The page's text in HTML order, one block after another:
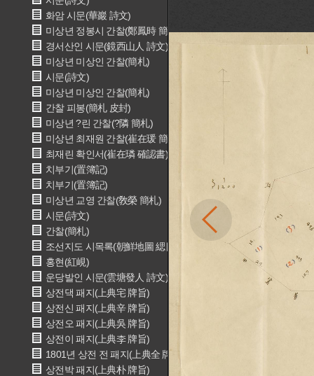
화암 시문(華巖 詩文)
미상년 정봉시 간찰(鄭鳳時 簡札)
경서산인 시문(鏡西山人 詩文)
미상년 미상인 간찰(簡札)
시문(詩文)
미상년 미상인 간찰(簡札)
간찰 피봉(簡札 皮封)
미상년 ?린 간찰(?隣 簡札)
미상년 최재원 간찰(崔在瑗 簡札)
최재린 확인서(崔在璘 確認書)
치부기(置簿記)
치부기(置簿記)
미상년 교영 간찰(敎榮 簡札)
시문(詩文)
간찰(簡札)
조선지도 시목록(朝鮮地圖 緦目錄)
홍현(紅峴)
운당발인 시문(雲塘發人 詩文)
상전댁 패지(上典宅 牌旨)
상전신 패지(上典辛 牌旨)
상전오 패지(上典吳 牌旨)
상전이 패지(上典李 牌旨)
1801년 상전 전 패지(上典全 牌旨)
상전박 패지(上典朴 牌旨)